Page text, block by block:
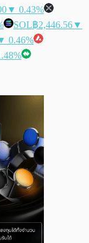
▼ 0.43%
SOL฿2,446.56▼
0.46%